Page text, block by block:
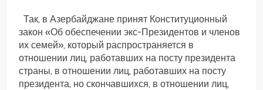
Так, в Азербайджане принят Конституционный
закон «Об обеспечении экс-Президентов и членов
их семей», который распространяется в
отношении лиц, работавших на посту президента
страны, в отношении лиц, работавших на посту
президента, но скончавшихся, в отношении лиц,